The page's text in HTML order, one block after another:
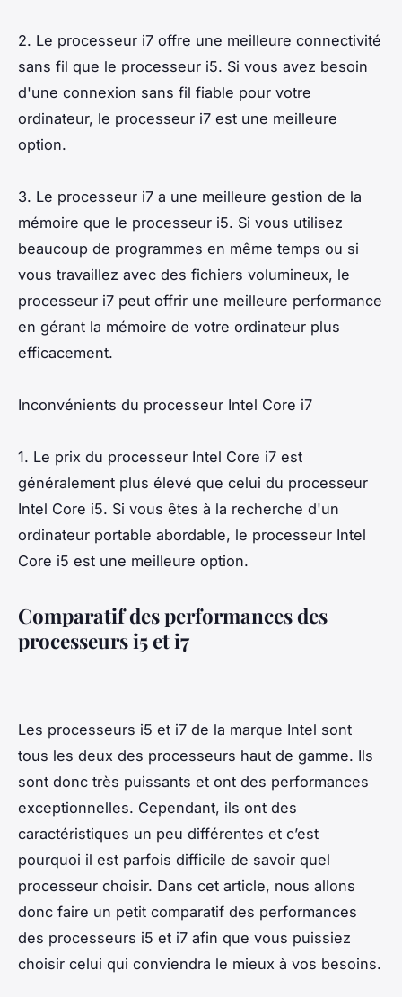
2. Le processeur i7 offre une meilleure connectivité
sans fil que le processeur i5. Si vous avez besoin
d'une connexion sans fil fiable pour votre
ordinateur, le processeur i7 est une meilleure
option.
3. Le processeur i7 a une meilleure gestion de la
mémoire que le processeur i5. Si vous utilisez
beaucoup de programmes en même temps ou si
vous travaillez avec des fichiers volumineux, le
processeur i7 peut offrir une meilleure performance
en gérant la mémoire de votre ordinateur plus
efficacement.
Inconvénients du processeur Intel Core i7
1. Le prix du processeur Intel Core i7 est
généralement plus élevé que celui du processeur
Intel Core i5. Si vous êtes à la recherche d'un
ordinateur portable abordable, le processeur Intel
Core i5 est une meilleure option.
Comparatif des performances des
processeurs i5 et i7
Les processeurs i5 et i7 de la marque Intel sont
tous les deux des processeurs haut de gamme. Ils
sont donc très puissants et ont des performances
exceptionnelles. Cependant, ils ont des
caractéristiques un peu différentes et c’est
pourquoi il est parfois difficile de savoir quel
processeur choisir. Dans cet article, nous allons
donc faire un petit comparatif des performances
des processeurs i5 et i7 afin que vous puissiez
choisir celui qui conviendra le mieux à vos besoins.